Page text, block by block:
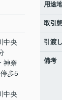
中央
神奈
歩5
中央
用途
取引
引渡し
備考